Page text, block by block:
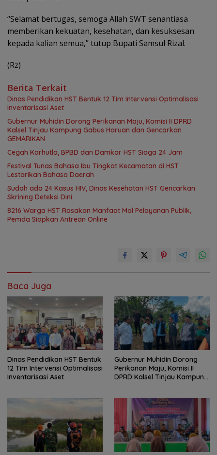
“Selamat bertugas, semoga Allah SWT senantiasa
memberikan kekuatan, kesehatan, dan kesuksesan
kepada kalian semua,” tutup Bupati Samsul Rizal.
(Rz)
Berita Terkait
Dinas Pendidikan HST Bentuk 12 Tim Intervensi Optimalisasi
Inventarisasi Aset
Gubernur Muhidin Dorong Perikanan Maju, Komisi II DPRD
Kalsel Tinjau Kampung Gabus Haruan dan Gencarkan
GEMARIKAN
Cegah Karhutla, BPBD dan Damkar HST Siaga 24 Jam
Festival Tunas Bahasa Ibu Tingkat Kecamatan di HST
Lestarikan Bahasa Daerah
Sudah ada 24 Kasus HIV, Dinas Kesehatan HST Gencarkan
Skrining Deteksi Dini
8216 Warga HST Rasakan Manfaat Mal Pelayanan Publik,
Pemda Siapkan Antrean Online
Baca Juga
Dinas Pendidikan HST Bentuk
12 Tim Intervensi Optimalisasi
Inventarisasi Aset
Gubernur Muhidin Dorong
Perikanan Maju, Komisi II
DPRD Kalsel Tinjau Kampung